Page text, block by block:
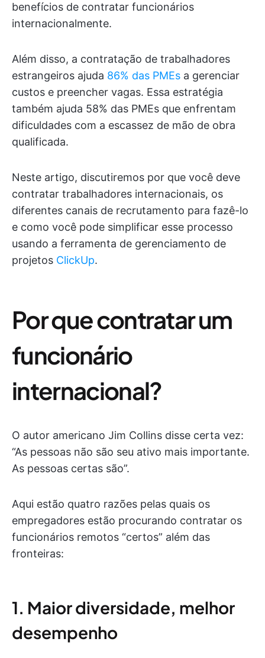
benefícios de contratar funcionários
internacionalmente.
Além disso, a contratação de trabalhadores
estrangeiros ajuda 86% das PMEs a gerenciar
custos e preencher vagas. Essa estratégia
também ajuda 58% das PMEs que enfrentam
dificuldades com a escassez de mão de obra
qualificada.
Neste artigo, discutiremos por que você deve
contratar trabalhadores internacionais, os
diferentes canais de recrutamento para fazê-lo
e como você pode simplificar esse processo
usando a ferramenta de gerenciamento de
projetos ClickUp.
Por que contratar um
funcionário
internacional?
O autor americano Jim Collins disse certa vez:
“As pessoas não são seu ativo mais importante.
As pessoas certas são”.
Aqui estão quatro razões pelas quais os
empregadores estão procurando contratar os
funcionários remotos “certos” além das
fronteiras:
1. Maior diversidade, melhor
desempenho